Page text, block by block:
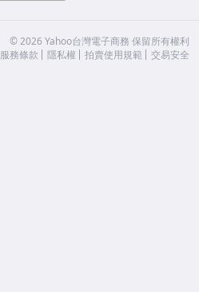
©2026 Yahoo台灣電子商務 保留所有權利
服務條款
隱私權 拍賣使用規範 交易安全